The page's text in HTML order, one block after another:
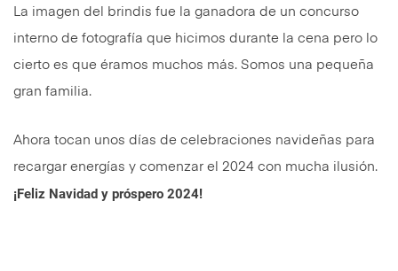
La imagen del brindis fue la ganadora de un concurso
interno de fotografía que hicimos durante la cena pero lo
cierto es que éramos muchos más. Somos una pequeña
gran familia.
Ahora tocan unos días de celebraciones navideñas para
recargar energías y comenzar el 2024 con mucha ilusión.
¡Feliz Navidad y próspero 2024!